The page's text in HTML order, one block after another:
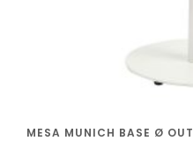
MESA MUNICH BASE Ø OUT